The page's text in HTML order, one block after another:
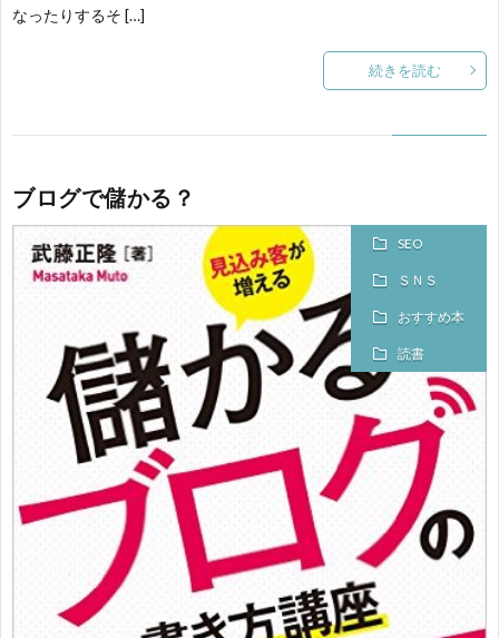
なったりするそ […]
続きを読む
ブログで儲かる？
SEO
ＳＮＳ
おすすめ本
読書